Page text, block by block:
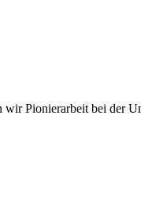
wir Pionierarbeit bei der